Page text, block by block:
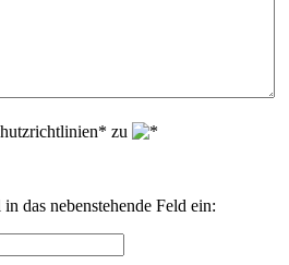
zu
das nebenstehende Feld ein: